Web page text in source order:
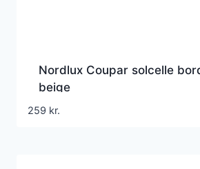
Nordlux Coupar solcelle
beige
259 kr.